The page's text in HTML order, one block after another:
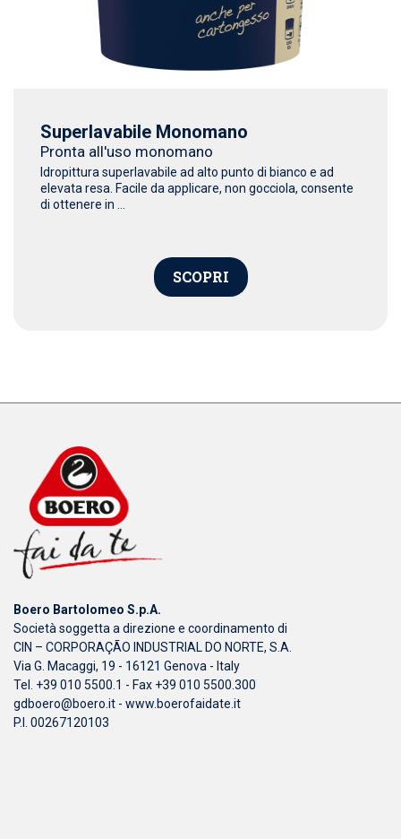
Superlavabile Monomano
Pronta all'uso monomano
Idropittura superlavabile ad alto punto di bianco e ad
elevata resa. Facile da applicare, non gocciola, consente
di ottenere in ...
SCOPRI
Boero Bartolomeo S.p.A.
Società soggetta a direzione e coordinamento di
CIN – CORPORAÇÃO INDUSTRIAL DO NORTE, S.A.
Via G. Macaggi, 19 - 16121 Genova - Italy
Tel. +39 010 5500.1 - Fax +39 010 5500.300
gdboero@boero.it - www.boerofaidate.it
P.I. 00267120103